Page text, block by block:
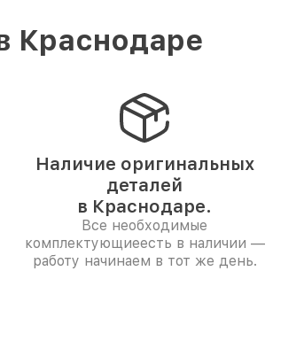
Краснодаре
Наличие оригинальных
деталей
в Краснодаре.
Все необходимые
комплектующиеесть в наличии —
работу начинаем в тот же день.